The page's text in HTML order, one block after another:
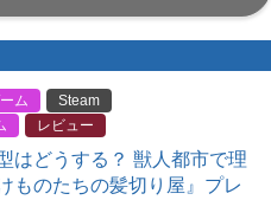
ム
Steam
レビュー
はどうする？ 獣人都市で理
ものたちの髪切り屋』プレ